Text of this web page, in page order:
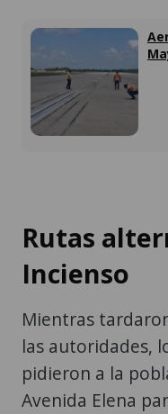
Rutas
Incienso
Mientras
las autoridades,
pidieron a la
Avenida Elena